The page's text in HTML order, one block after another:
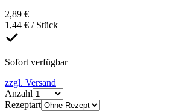
2,89 €
1,44 € / Stück
Sofort verfügbar
zzgl. Versand
Anzahl
Rezeptart